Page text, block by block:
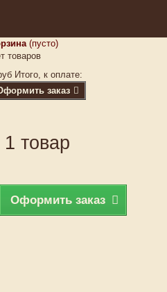
(пусто)
товаров
Итого, к оплате:
заказ
товар
Оформить заказ